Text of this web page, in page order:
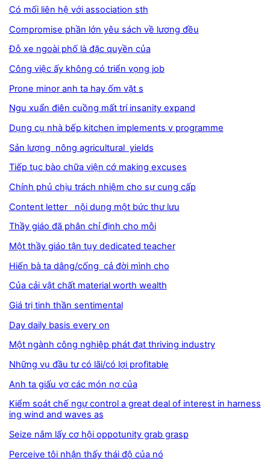
Có mối liên hệ với association sth
Compromise phần lớn yêu sách về lương đều
Đỗ xe ngoài phố là đặc quyền của
Công việc ấy không có triển vọng job
Prone minor anh ta hay ốm vặt s
Ngu xuẩn điên cuồng mất trí insanity expand
Dụng cụ nhà bếp kitchen implements v programme
Sản lượng nông agricultural yields
Tiếp tục bào chữa viện cớ making excuses
Chính phủ chịu trách nhiệm cho sự cung cấp
Content letter nội dung một bức thư lưu
Thầy giáo đã phân chỉ định cho mỗi
Một thầy giáo tận tụy dedicated teacher
Hiến bà ta dâng/cống cả đời mình cho
Của cải vật chất material worth wealth
Giá trị tinh thần sentimental
Day daily basis every on
Một ngành công nghiệp phát đạt thriving industry
Những vụ đầu tư có lãi/có lợi profitable
Anh ta giấu vợ các món nợ của
Kiểm soát chế ngự control a great deal of interest in harness
ing wind and waves as
Seize nắm lấy cơ hội oppotunity grab grasp
Perceive tôi nhận thấy thái độ của nó